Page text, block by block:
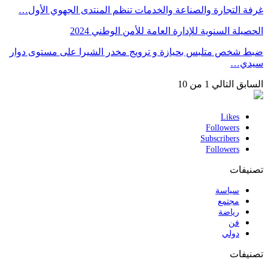
غرفة التجارة والصناعة والخدمات تنظم المنتدى الجهوي الأول…
الحصيلة السنوية للإدارة العامة للأمن الوطني 2024
ضبط شخص متلبس بحيازة و ترويج مخدر الشيرا على مستوى دوار
سيدي…
السابق التالي 1 من 10
Likes
Followers
Subscribers
Followers
تصنيفات
سياسة
مجتمع
رياضة
فن
دولي
تصنيفات